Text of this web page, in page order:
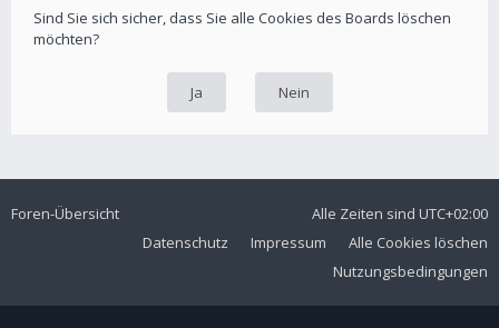
Sind Sie sich sicher, dass Sie alle Cookies des Boards löschen
möchten?
Foren-Übersicht Alle Zeiten sind UTC+02:00
Alle Cookies löschen
Impressum
Datenschutz
Nutzungsbedingungen